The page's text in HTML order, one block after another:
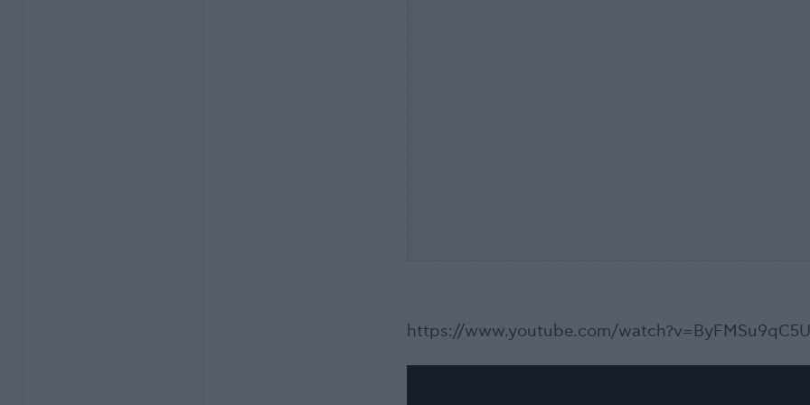
https://www.youtube.com/watch?v=ByFMSu9qC5U